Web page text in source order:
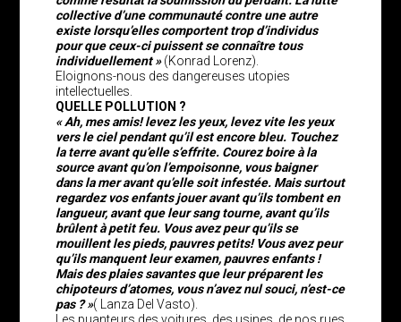
collective d’une communauté contre une autre
existe lorsqu’elles comportent trop d’individus
pour que ceux-ci puissent se connaître tous
individuellement »(Konrad Lorenz).
Eloignons-nous des dangereuses utopies
intellectuelles.
QUELLE POLLUTION ?
« Ah, mes amis! levez les yeux, levez vite les yeux
vers le ciel pendant qu’il est encore bleu. Touchez
la terre avant qu’elle s’effrite. Courez boire à la
source avant qu’on l’empoisonne, vous baigner
dans la mer avant qu’elle soit infestée. Mais surtout
regardez vos enfants jouer avant qu’ils tombent en
langueur, avant que leur sang tourne, avant qu’ils
brûlent à petit feu. Vous avez peur qu’ils se
mouillent les pieds, pauvres petits! Vous avez peur
qu’ils manquent leur examen, pauvres enfants !
Mais des plaies savantes que leur préparent les
chipoteurs d’atomes, vous n’avez nul souci, n’est-ce
pas ? »( Lanza Del Vasto).